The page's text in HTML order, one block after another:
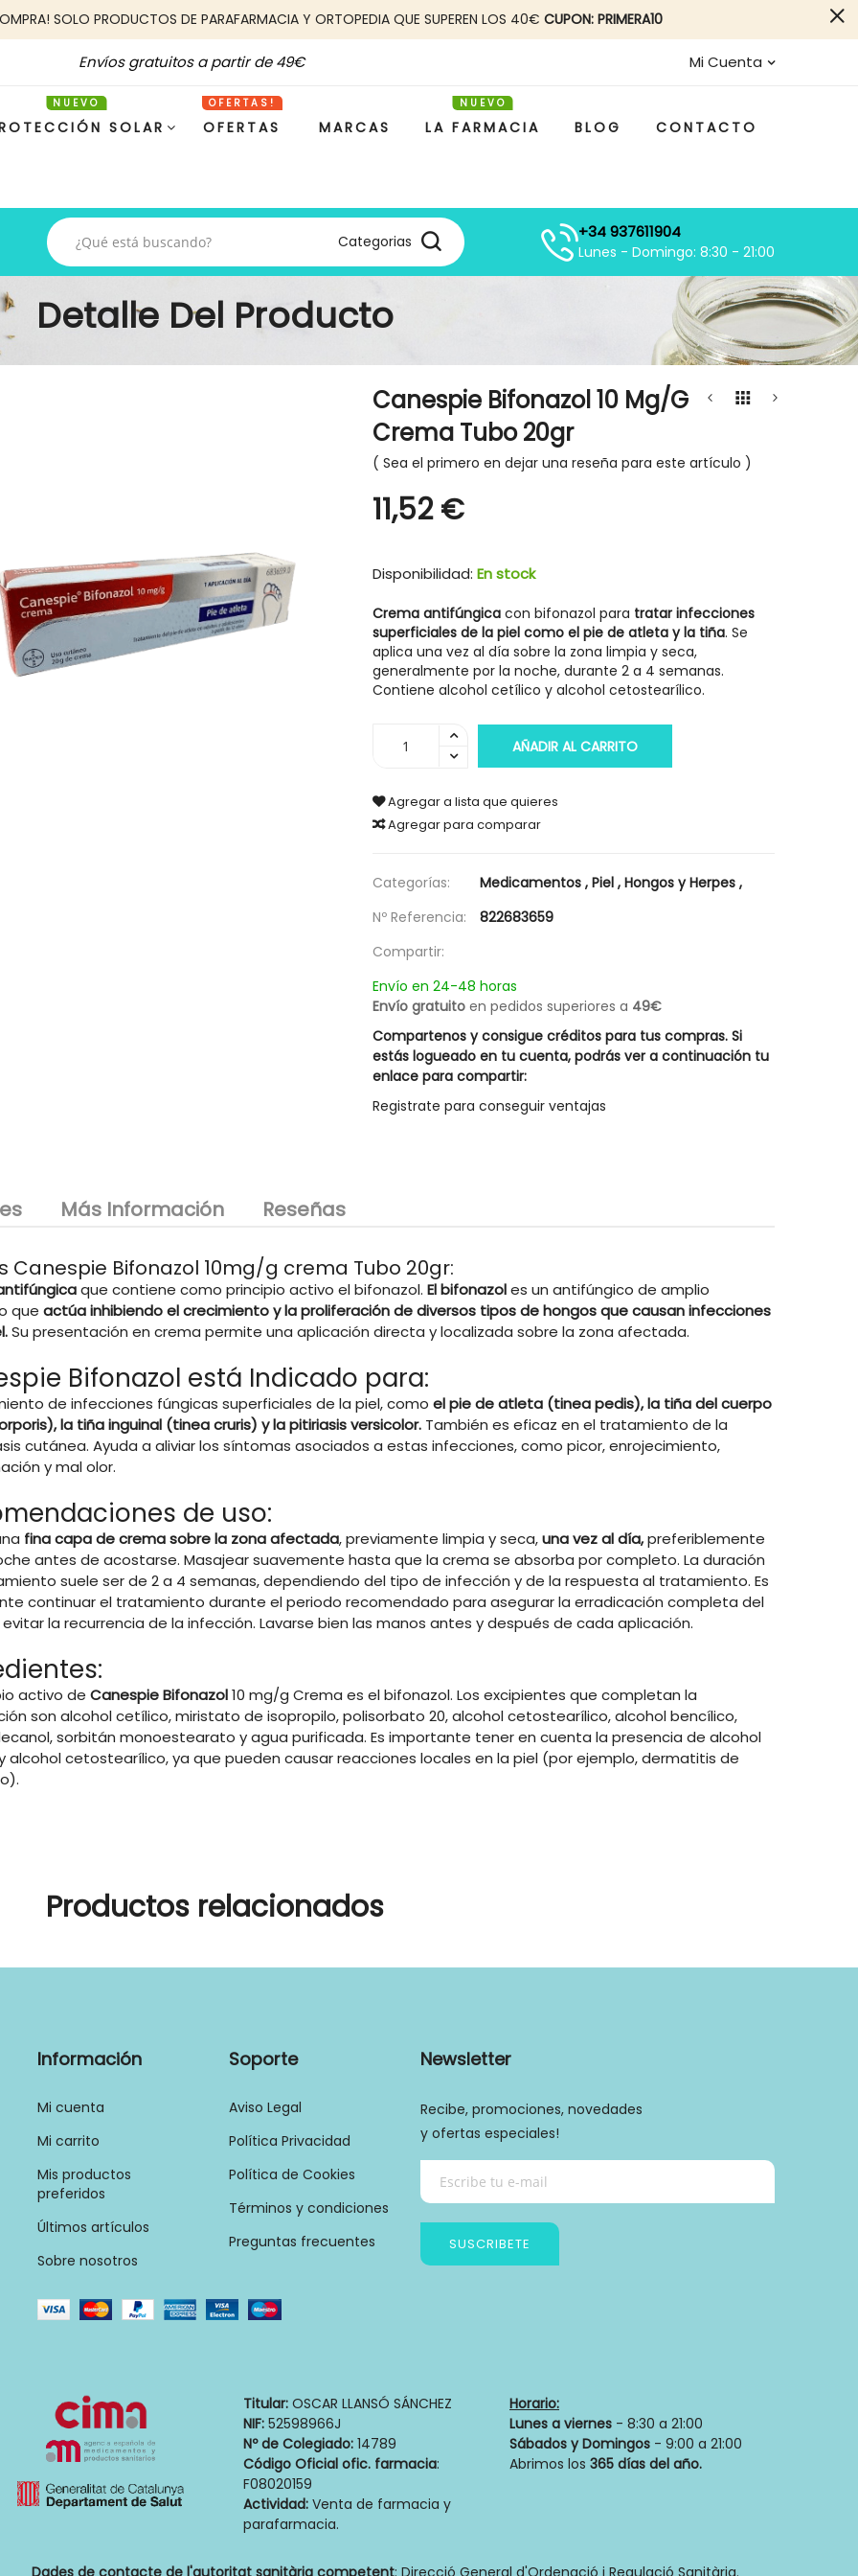
SOLO PRODUCTOS DE PARAFARMACIA Y ORTOPEDIA QUE SUPEREN LOS 40€ CUPON: PRIMERA10
Envíos gratuitos a partir de 49€ Mi Cuenta
SOLAR OFERTAS MARCAS LA FARMACIA BLOG CONTACTO
Categorias +34 937611904
Lunes - Domingo: 8:30 - 21:00
Detalle Del Producto
Canespie Bifonazol 10 Mg/g
Crema Tubo 20gr
Sea el primero en dejar una reseña para este artículo
11,52 €
Disponibilidad: En stock
Crema antifúngica con bifonazol para tratar infecciones
superficiales de la piel como el pie de atleta y la tiña. Se
aplica una vez al día sobre la zona limpia y seca,
generalmente por la noche, durante 2 a 4 semanas.
Contiene alcohol cetílico y alcohol cetostearílico.
AÑADIR AL CARRITO
Agregar a lista que quieres
Agregar para comparar
Categorías: Medicamentos , Piel , Hongos y Herpes ,
Nº Referencia:
822683659
Compartir:
Envío en 24-48 horas
Envío gratuito en pedidos superiores a 49€
Compartenos y consigue créditos para tus compras. Si
estás logueado en tu cuenta, podrás ver a continuación tu
enlace para compartir:
Registrate para conseguir ventajas
Más Información Reseñas
Canespie Bifonazol 10mg/g crema Tubo 20gr:
que contiene como principio activo el bifonazol. El bifonazoles un antifúngico de amplio
que actúa inhibiendo el crecimiento y la proliferación de diversos tipos de hongos que causan infecciones
Su presentación en crema permite una aplicación directa y localizada sobre la zona afectada.
Bifonazol está Indicado para:
de infecciones fúngicas superficiales de la piel, como el pie de atleta (tinea pedis), la tiña del cuerpo
la tiña inguinal (tinea cruris) y la pitiriasis versicolor. También es eficaz en el tratamiento de la
cutánea. Ayuda a aliviar los síntomas asociados a estas infecciones, como picor, enrojecimiento,
y mal olor.
de uso:
fina capa de crema sobre la zona afectada, previamente limpia y seca,una vez al día,preferiblemente
antes de acostarse. Masajear suavemente hasta que la crema se absorba por completo. La duración
suele ser de 2 a 4 semanas, dependiendo del tipo de infección y de la respuesta al tratamiento. Es
continuar el tratamiento durante el periodo recomendado para asegurar la erradicación completa del
la recurrencia de la infección. Lavarse bien las manos antes y después de cada aplicación.
activo de Canespie Bifonazol10 mg/g Crema es el bifonazol. Los excipientes que completan la
son alcohol cetílico, miristato de isopropilo, polisorbato 20, alcohol cetostearílico, alcohol bencílico,
sorbitán monoestearato y agua purificada. Es importante tener en cuenta la presencia de alcohol
alcohol cetostearílico, ya que pueden causar reacciones locales en la piel (por ejemplo, dermatitis de
Productos relacionados
Información
Mi cuenta
Mi carrito
Mis productos
preferidos
Últimos artículos
Sobre nosotros
Soporte
Aviso Legal
Política Privacidad
Política de Cookies
Términos y condiciones
Preguntas frecuentes
Newsletter
Recibe, promociones, novedades
y ofertas especiales!
SUSCRIBETE
Titular: OSCAR LLANSÓ SÁNCHEZ
NIF: 52598966J
Nº de Colegiado: 14789
Código Oficial ofic. farmacia:
F08020159
Actividad: Venta de farmacia y
parafarmacia.
Horario:
Lunes a viernes - 8:30 a 21:00
Sábados y Domingos - 9:00 a 21:00
Abrimos los 365 días del año.